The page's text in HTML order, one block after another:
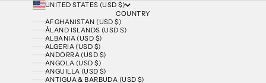
UNITED STATES (USD $)
COUNTRY
AFGHANISTAN (USD $)
ÅLAND ISLANDS (USD $)
ALBANIA (USD $)
ALGERIA (USD $)
ANDORRA (USD $)
ANGOLA (USD $)
ANGUILLA (USD $)
ANTIGUA & BARBUDA (USD $)